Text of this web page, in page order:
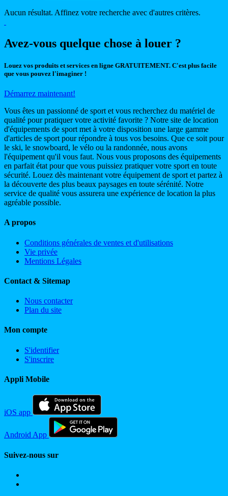
Aucun résultat. Affinez votre recherche avec d'autres critères.
Avez-vous quelque chose à louer ?
Louez vos produits et services en ligne GRATUITEMENT. C'est plus facile
que vous pouvez l'imaginer !
Démarrez maintenant!
Vous êtes un passionné de sport et vous recherchez du matériel de
qualité pour pratiquer votre activité favorite ? Notre site de location
d'équipements de sport met à votre disposition une large gamme
d'articles de sport pour répondre à tous vos besoins. Que ce soit pour
le ski, le snowboard, le vélo ou la randonnée, nous avons
l'équipement qu'il vous faut. Nous vous proposons des équipements
en parfait état pour que vous puissiez pratiquer votre sport en toute
sécurité. Louez dès maintenant votre équipement de sport et partez à
la découverte des plus beaux paysages en toute sérénité. Notre
service de qualité vous assurera une expérience de location la plus
agréable possible.
A propos
Conditions générales de ventes et d'utilisations
Vie privée
Mentions Légales
Contact & Sitemap
Nous contacter
Plan du site
Mon compte
S'identifier
S'inscrire
Appli Mobile
iOS app
Android App
Suivez-nous sur